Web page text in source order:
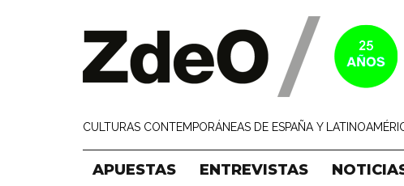
CULTURAS CONTEMPORÁNEAS DE ESPAÑA Y
APUESTAS ENTREVISTAS